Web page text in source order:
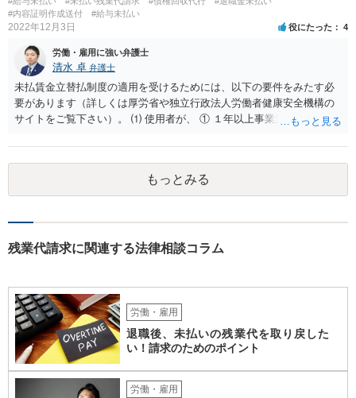
#内容証明作成送付
#給与未払い
2022年12月3日 役にたった 4
労働・雇用に強い弁護士
清水 卓 弁護士
未払賃金立替払制度の適用を受けるためには、以下の要件をみたす必
要があります（詳しくは厚労省や独立行政法人労働者健康安全機構の
サイトをご覧下さい）。 ⑴ 使用者が、 ① １年以上事業活動を行って
産管財人等に倒産の事実等を証明してもらう必要あり。 •事実上の倒産
（中小企業について、事業活動が停止し、再開する見込みがなく、賃
金支払能力がない場合） → 労働基準監督署長の認定が必要。 (2) 労働
者が、倒産について裁判所への申立て等（法律上の倒産の場合）又は
合、そもそも、労働基準監督署長の認定を要するため、申請•認定に相
働基準監督署へ申告なされているとのことですが、労働基準監督署が
行うのは、原則として、会社への指導や是正勧告のため、未払い賃金
の支払いを会社に強制する措置までは行うことができないという実情
があります。 そのため、退職の意思を既に会社に表明しているのであ
れば、未払賃金の支払を求める労働審判や労働訴訟などの方法に切り
替えることを検討された方が適切なように思います（とろうとされて
いる主題と会社の実態とがマッチしていないように思われます）。 一
もっとみる
残業代請求に関連する法律相談コラム
労働・雇用
退職後、未払いの残業代を取り戻した
い！請求のためのポイント
労働・雇用